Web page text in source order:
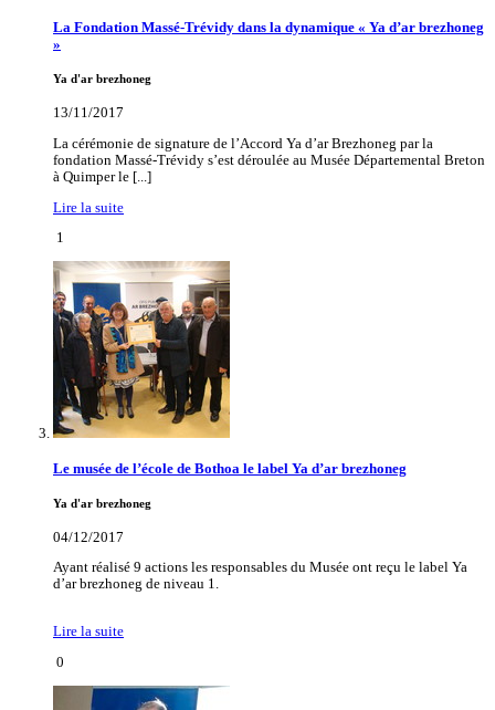
La Fondation Massé-Trévidy dans la dynamique « Ya d’ar brezhoneg
»
Ya d'ar brezhoneg
13/11/2017
La cérémonie de signature de l’Accord Ya d’ar Brezhoneg par la
fondation Massé-Trévidy s’est déroulée au Musée Départemental Breton
à Quimper le [...]
Lire la suite
1
Le musée de l’école de Bothoa le label Ya d’ar brezhoneg
Ya d'ar brezhoneg
04/12/2017
Ayant réalisé 9 actions les responsables du Musée ont reçu le label Ya
d’ar brezhoneg de niveau 1.
Lire la suite
0